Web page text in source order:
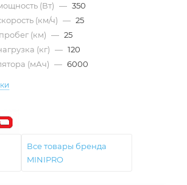
(Вт) — 350
(км/ч) — 25
(км) — 25
(кг) — 120
(мАч) — 6000
Все товары бренда
MINIPRO